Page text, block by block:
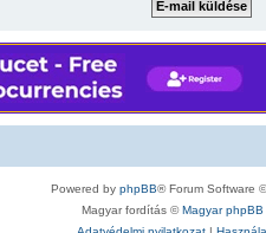
Powered by phpBB® Forum Software
Magyar fordítás ©Magyar phpBB